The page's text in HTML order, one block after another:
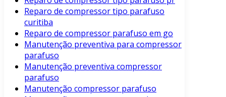
Reparo de compressor tipo parafuso
curitiba
Reparo de compressor parafuso em go
Manutenção preventiva para compressor
parafuso
Manutenção preventiva compressor
parafuso
Manutenção compressor parafuso